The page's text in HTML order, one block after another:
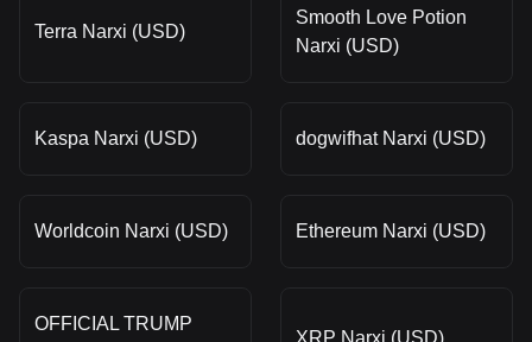
Terra Narxi (USD)
Smooth Love Potion
Narxi (USD)
Kaspa Narxi (USD) dogwifhat Narxi (USD)
Worldcoin Narxi (USD) Ethereum Narxi (USD)
OFFICIAL TRUMP
XRP Narxi (USD)